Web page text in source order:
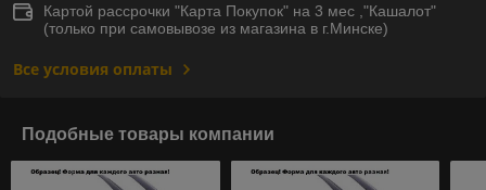
Картой рассрочки "Карта Покупок" на 3 мес ,"Кашалот"
(только при самовывозе из магазина в г.Минске)
Все условия оплаты
Подобные товары компании